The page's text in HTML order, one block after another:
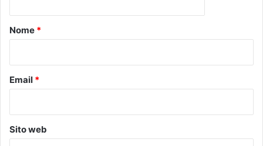
o
Nome *
Email *
Sito web